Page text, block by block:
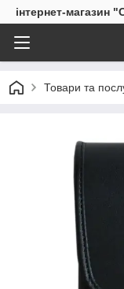
інтернет-магазин
Товари та